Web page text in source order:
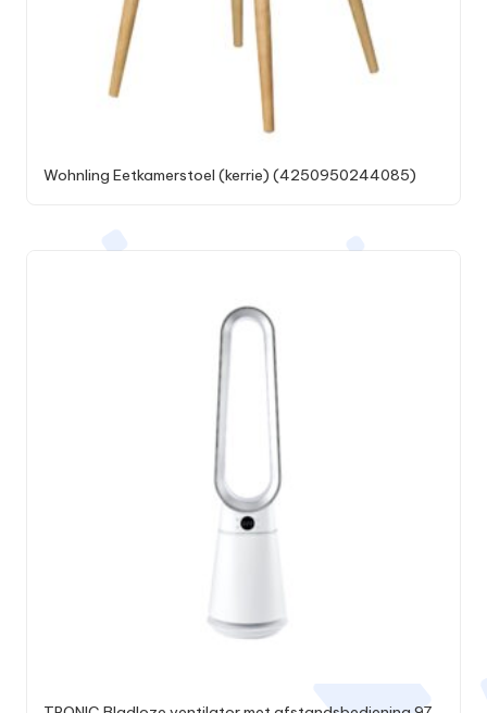
Wohnling Eetkamerstoel (kerrie) (4250950244085)